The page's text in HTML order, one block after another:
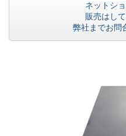
ネットシ
販売はし
弊社までお問